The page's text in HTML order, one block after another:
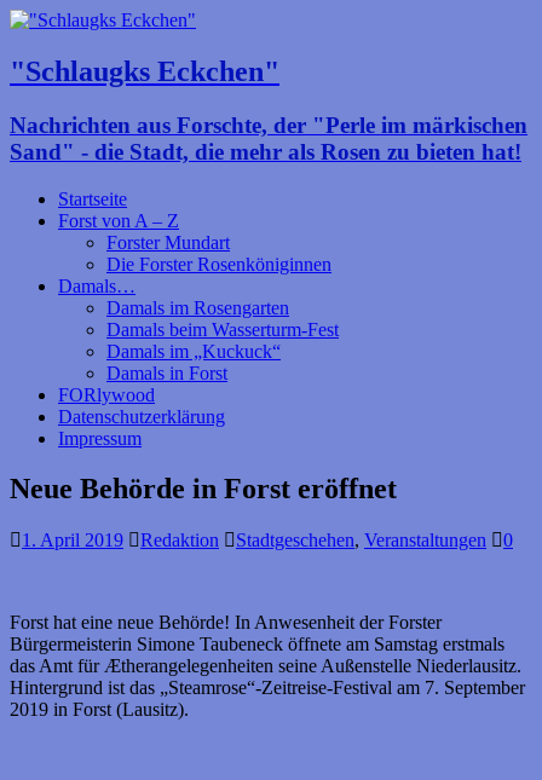
"Schlaugks Eckchen"
Nachrichten aus Forschte, der "Perle im märkischen
Sand" - die Stadt, die mehr als Rosen zu bieten hat!
Startseite
Forst von A – Z
Forster Mundart
Die Forster Rosenköniginnen
Damals…
Damals im Rosengarten
Damals beim Wasserturm-Fest
Damals im „Kuckuck“
Damals in Forst
FORlywood
Datenschutzerklärung
Impressum
Neue Behörde in Forst eröffnet
1. April 2019 Redaktion Stadtgeschehen, Veranstaltungen 0
Forst hat eine neue Behörde! In Anwesenheit der Forster
Bürgermeisterin Simone Taubeneck öffnete am Samstag erstmals
das Amt für Ætherangelegenheiten seine Außenstelle Niederlausitz.
Hintergrund ist das „Steamrose“-Zeitreise-Festival am 7. September
2019 in Forst (Lausitz).